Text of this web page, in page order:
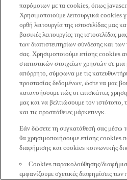
παρόμοιων με τα cookies, όπως
Χρησιμοποιούμε λειτουργικά cookies
ορθή λειτουργία της ιστοσελίδας μας
βασικές λειτουργίες της ιστοσελίδας
των διαπιστευτηρίων σύνδεσης και
σας. Χρησιμοποιούμε επίσης cookies
στατιστικών στοιχείων χρηστών σε
απόρρητο, σύμφωνα με τις
προστασίας δεδομένων, ώστε να μας
κατανοήσουμε πώς οι επισκέπτες
μας και να βελτιώσουμε τον ιστότοπο,
και τις προσπάθειες μάρκετινγκ.
Εάν δώσετε τη συγκατάθεσή σας μέσω
θα χρησιμοποιήσουμε επίσης cookies
διαφήμισης και cookies κοινωνικής
Cookies παρακολούθησης/
εμφανίζουμε σχετικές διαφημίσεις